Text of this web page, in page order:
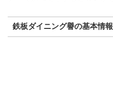
鉄板ダイニング譽の基本情報